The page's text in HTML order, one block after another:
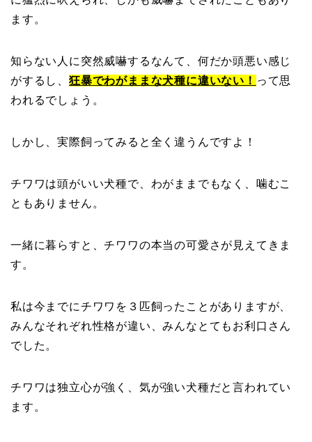
ます。
知らない人に突然威嚇するなんて、何だか頭悪い感じ
がするし、 狂暴でわがままな犬種に違いない！ って思
われるでしょう。
しかし、実際飼ってみると全く違うんですよ！
チワワは頭がいい犬種で、わがまま でもなく、 噛むこ
ともありません。
一緒に暮らすと、チワワの本当の可愛さが見えてきま
す。
私は今までにチワワを３匹飼ったことがありますが、
みんなそれぞれ性格が違い、みんなとてもお利口さん
でした。
チワワは独立心が強く、気が強い犬種だと言われてい
ます。